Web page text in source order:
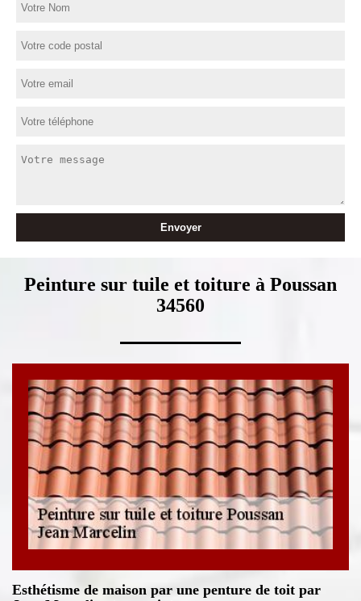
Peinture sur tuile et toiture à Poussan
34560
Esthétisme de maison par une penture de toit par